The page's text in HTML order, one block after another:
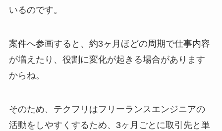
いるのです。
案件へ参画すると、約3ヶ月ほどの周期で仕事内容
が増えたり、役割に変化が起きる場合があります
からね。
そのため、テクフリはフリーランスエンジニアの
活動をしやすくするため、3ヶ月ごとに取引先と単